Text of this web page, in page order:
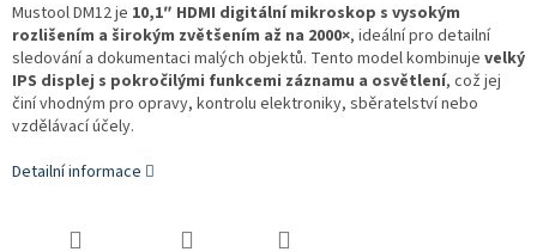
Mustool DM12je 10,1″ HDMI digitální mikroskop s vysokým
rozlišením a širokým zvětšením až na 2000×, ideální pro detailní
sledování a dokumentaci malých objektů. Tento model kombinuje velký
IPS displej s pokročilými funkcemi záznamu a osvětlení, což jej
činí vhodným pro opravy, kontrolu elektroniky, sběratelství nebo
vzdělávací účely.
Detailní informace